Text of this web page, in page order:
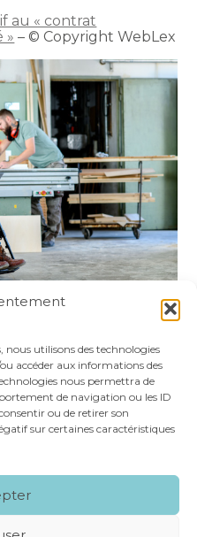
nous utilisons des technologies
accéder aux informations des
nous permettra de
de navigation ou les ID
ou de retirer son
sur certaines caractéristiques
au « contrat
» – © Copyright WebLex
CONTACT